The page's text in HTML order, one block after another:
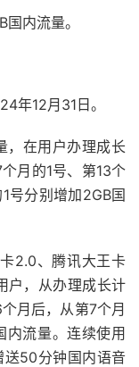
内流量。
年12月31日。
，在用户办理成长
月的1号、第13个
号分别增加2GB国
2.0、腾讯大王卡
户，从办理成长计
月后，从第7个月
流量。连续使用
送50分钟国内语音